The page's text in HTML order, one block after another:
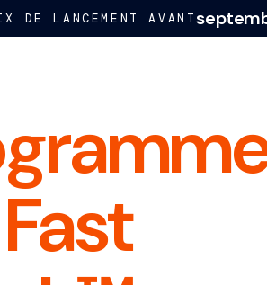
AVANTseptembre